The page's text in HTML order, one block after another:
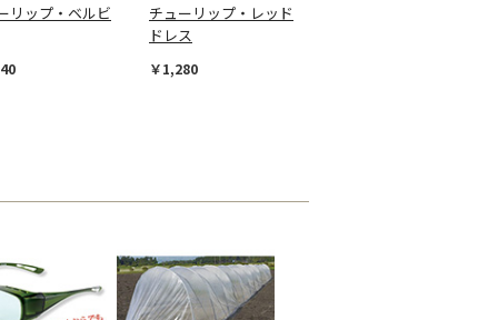
リップ・ベルビ
チューリップ・レッド
ドレス
￥1,280